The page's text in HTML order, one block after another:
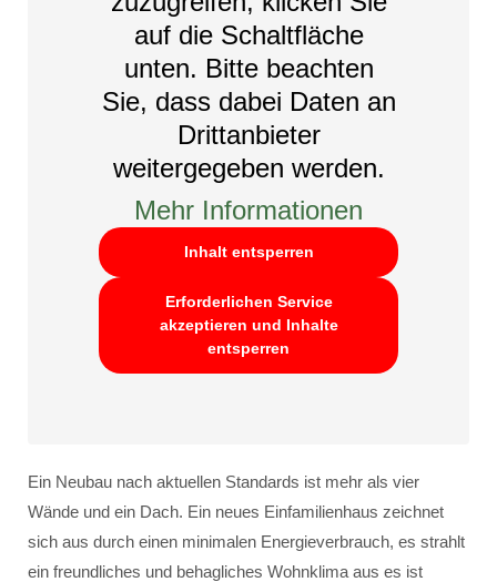
auf die Schaltfläche
unten. Bitte beachten
Sie, dass dabei Daten an
Drittanbieter
weitergegeben werden.
Mehr Informationen
Inhalt entsperren
Erforderlichen Service
akzeptieren und Inhalte
entsperren
Ein Neubau nach aktuellen Standards ist mehr als vier
Wände und ein Dach. Ein neues Einfamilienhaus zeichnet
sich aus durch einen minimalen Energieverbrauch, es strahlt
ein freundliches und behagliches Wohnklima aus es ist